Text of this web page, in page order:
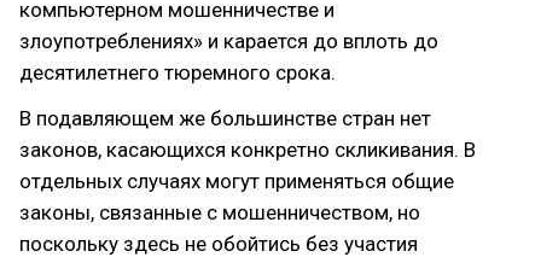
компьютерном мошенничестве и
злоупотреблениях» и карается до вплоть до
десятилетнего тюремного срока.
В подавляющем же большинстве стран нет
законов, касающихся конкретно скликивания. В
отдельных случаях могут применяться общие
законы, связанные с мошенничеством, но
поскольку здесь не обойтись без участия